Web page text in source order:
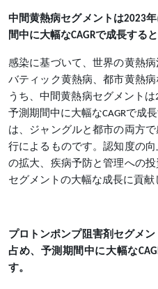
中間黄熱病セグメントは2023
間中に大幅なCAGRで成長する
感染に基づいて、世界の黄熱
バティック黄熱病、都市黄熱
うち、中間黄熱病セグメントは
予測期間中に大幅なCAGRで成
は、ジャングルと都市の両方
行によるものです。認知度の
の拡大、疾病予防と管理への
セグメントの大幅な成長に貢献
プロトンポンプ阻害剤セグメ
占め、予測期間中に大幅な
す。